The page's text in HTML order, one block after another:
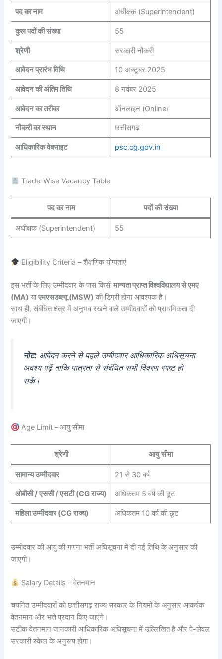
पद का नाम अधीक्षक (Superintendent)
कुल पदों की संख्या 55
श्रेणी सरकारी नौकरी
आवेदन प्रारंभ तिथि 10 अक्टूबर 2025
आवेदन की अंतिम तिथि 8 नवंबर 2025
आवेदन का तरीका ऑनलाइन (Online)
नौकरी का स्थान छत्तीसगढ़
आधिकारिक वेबसाइट psc.cg.gov.in
Trade-Wise Vacancy Table
पद का नाम पदों की संख्या
अधीक्षक (Superintendent) 55
Eligibility Criteria – शैक्षणिक योग्यताएं
इस भर्ती के लिए उम्मीदवार के पास किसीमान्यता प्राप्त विश्वविद्यालय से एमए
(MA) याएमएसडब्ल्यू (MSW) की डिग्री होना आवश्यक है।
साथ ही, संबंधित क्षेत्र में अनुभव रखने वाले उम्मीदवारों को प्राथमिकता दी
जाएगी।
नोट: आवेदन करने से पहले उम्मीदवार आधिकारिक अधिसूचना
अवश्य पढ़ें ताकि पात्रता से संबंधित सभी विवरण स्पष्ट हो
सकें।
Age Limit – आयु सीमा
श्रेणी आयु सीमा
सामान्य उम्मीदवार 21 से 30 वर्ष
ओबीसी / एससी / एसटी (CG राज्य) अधिकतम 5 वर्ष की छूट
महिला उम्मीदवार (CG राज्य) अधिकतम 10 वर्ष की छूट
उम्मीदवार की आयु की गणना भर्ती अधिसूचना में दी गई तिथि के अनुसार की
जाएगी।
Salary Details – वेतनमान
चयनित उम्मीदवारों को छत्तीसगढ़ राज्य सरकार के नियमों के अनुसार आकर्षक
वेतनमान और भत्ते प्रदान किए जाएंगे।
सटीक वेतनमान जानकारी आधिकारिक अधिसूचना में उल्लिखित है और पे-लेवल
सरकारी स्केल के अनुरूप होगा।